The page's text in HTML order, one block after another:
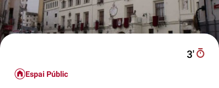
3′
Espai Públic